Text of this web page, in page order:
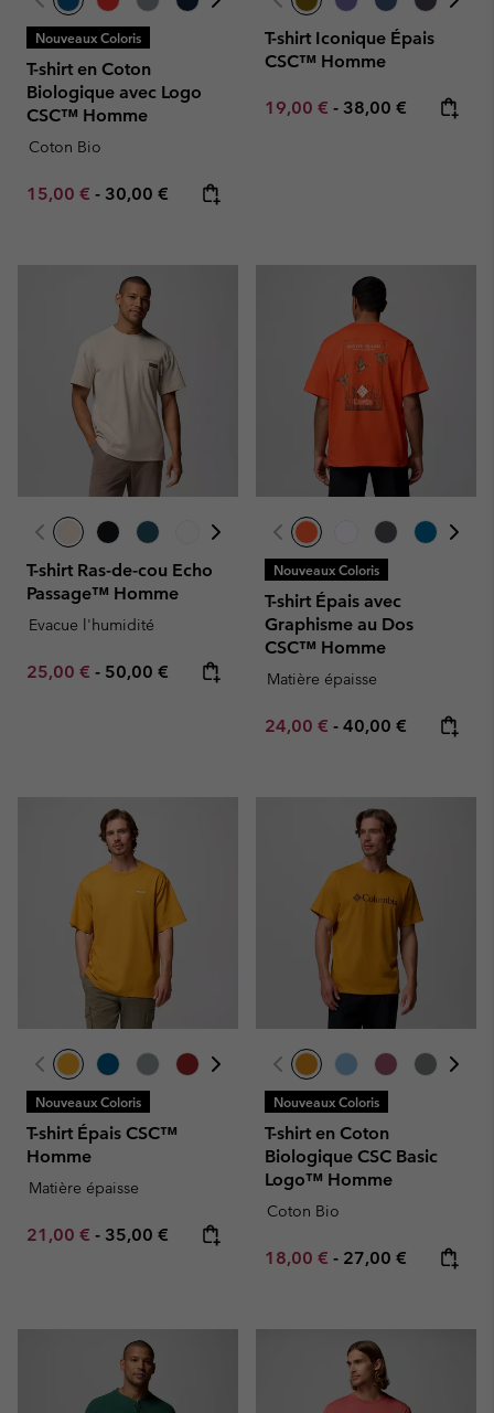
Nouveaux Coloris
T-shirt en Coton
Biologique avec Logo
CSC™ Homme
Coton Bio
Minimum sale price:
15,00 € - Maximum price:
30,00 €
T-shirt Iconique Épais
CSC™ Homme
Minimum sale price:
19,00 € - Maximum price:
38,00 €
T-shirt Ras-de-cou Echo
Passage™ Homme
Evacue l'humidité
Minimum sale price:
25,00 € - Maximum price:
50,00 €
Nouveaux Coloris
T-shirt Épais avec
Graphisme au Dos
CSC™ Homme
Matière épaisse
Minimum sale price:
24,00 € - Maximum price:
40,00 €
Nouveaux Coloris
T-shirt Épais CSC™
Homme
Matière épaisse
Minimum sale price:
21,00 € - Maximum price:
35,00 €
Nouveaux Coloris
T-shirt en Coton
Biologique CSC Basic
Logo™ Homme
Coton Bio
Minimum sale price:
18,00 € - Maximum price:
27,00 €